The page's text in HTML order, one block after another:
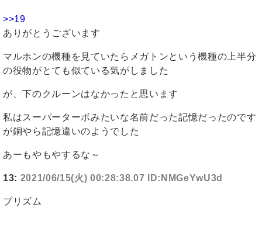
>>19
ありがとうございます
マルホンの機種を見ていたらメガトンという機種の上半分
の役物がとても似ている気がしました
が、下のクルーンはなかったと思います
私はスーパーターボみたいな名前だった記憶だったのです
が銅やら記憶違いのようでした
あーもやもやするな～
13: 2021/06/15(火) 00:28:38.07 ID:NMGeYwU3d
プリズム